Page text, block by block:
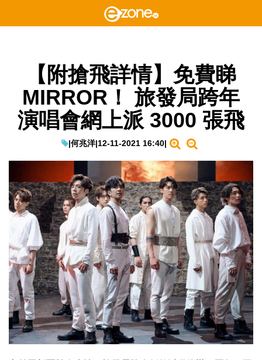
【附搶飛詳情】免費睇
MIRROR！ 旅發局跨年
演唱會網上派 3000 張飛
|何兆洋|12-11-2021 16:40|